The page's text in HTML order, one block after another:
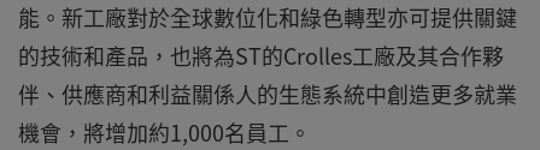
能。新工廠對於全球數位化和綠色轉型亦可提供關鍵
的技術和產品，也將為ST的Crolles工廠及其合作夥
伴、供應商和利益關係人的生態系統中創造更多就業
機會，將增加約1,000名員工。